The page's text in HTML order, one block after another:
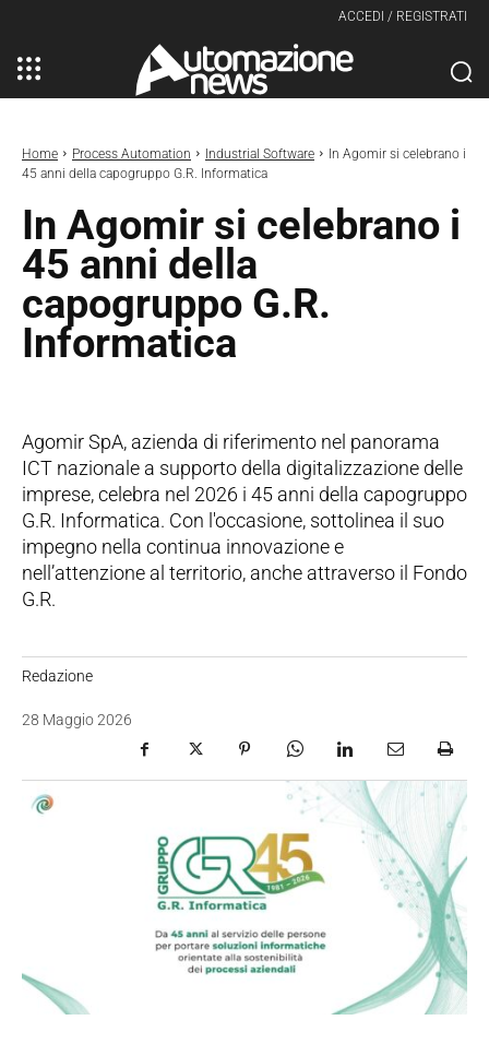
ACCEDI / REGISTRATI
Home Process Automation Industrial Software
In Agomir si celebrano i
45 anni della capogruppo G.R. Informatica
In Agomir si celebrano i
45 anni della
capogruppo G.R.
Informatica
Agomir SpA, azienda di riferimento nel panorama
ICT nazionale a supporto della digitalizzazione delle
imprese, celebra nel 2026 i 45 anni della capogruppo
G.R. Informatica. Con l'occasione, sottolinea il suo
impegno nella continua innovazione e
nell’attenzione al territorio, anche attraverso il Fondo
G.R.
Redazione
28 Maggio 2026